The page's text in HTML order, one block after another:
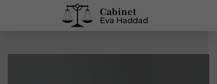
Cabinet
Eva Haddad